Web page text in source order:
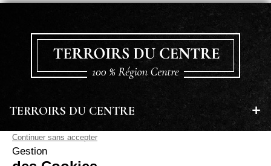
TERROIRS DU CENTRE
EN SAVOIR PLUS